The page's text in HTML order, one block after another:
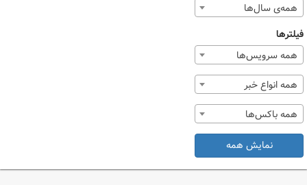
همه‌ی سال‌ها
فیلترها
همه سرویس‌ها
همه انواع خبر
همه باکس‌ها
نمایش همه